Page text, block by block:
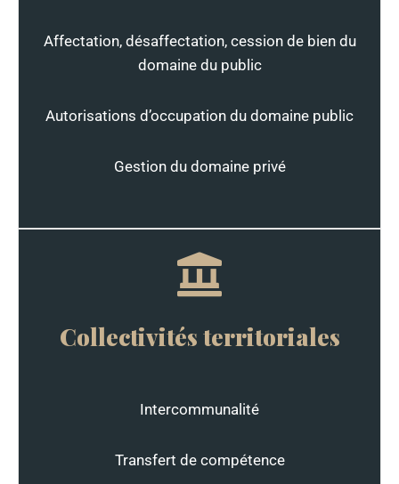
Affectation, désaffectation, cession de bien du
domaine du public
Autorisations d’occupation du domaine public
Gestion du domaine privé
Collectivités territoriales
Intercommunalité
Transfert de compétence